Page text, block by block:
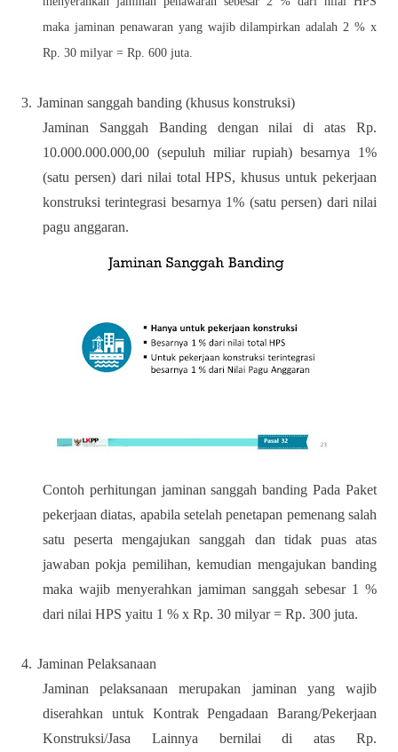
maka jaminan penawaran yang wajib dilampirkan adalah 2 % x
Rp. 30 milyar = Rp. 600 juta.
3. Jaminan sanggah banding (khusus konstruksi)
Jaminan Sanggah Banding dengan nilai di atas Rp.
10.000.000.000,00 (sepuluh miliar rupiah) besarnya 1%
(satu persen) dari nilai total HPS, khusus untuk pekerjaan
konstruksi terintegrasi besarnya 1% (satu persen) dari nilai
pagu anggaran.
Contoh perhitungan jaminan sanggah banding Pada Paket
pekerjaan diatas, apabila setelah penetapan pemenang salah
satu peserta mengajukan sanggah dan tidak puas atas
jawaban pokja pemilihan, kemudian mengajukan banding
maka wajib menyerahkan jamiman sanggah sebesar 1 %
dari nilai HPS yaitu 1 % x Rp. 30 milyar = Rp. 300 juta.
4. Jaminan Pelaksanaan
Jaminan pelaksanaan merupakan jaminan yang wajib
diserahkan untuk Kontrak Pengadaan Barang/Pekerjaan
Konstruksi/Jasa Lainnya bernilai di atas Rp.